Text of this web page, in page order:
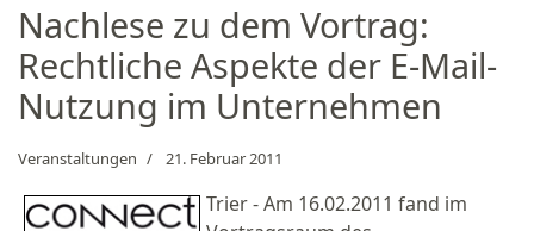
Nachlese zu dem Vortrag:
Rechtliche Aspekte der E-Mail-
Nutzung im Unternehmen
Veranstaltungen 21. Februar 2011
Trier - Am 16.02.2011 fand im